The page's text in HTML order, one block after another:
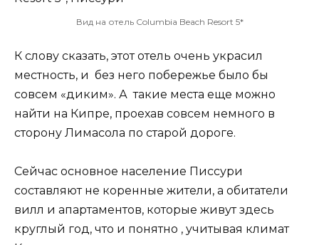
Вид на отель Columbia Beach Resort 5*
К слову сказать, этот отель очень украсил
местность, и без него побережье было бы
совсем «диким». А такие места еще можно
найти на Кипре, проехав совсем немного в
сторону Лимасола по старой дороге.
Сейчас основное население Писсури
составляют не коренные жители, а обитатели
вилл и апартаментов, которые живут здесь
круглый год, что и понятно , учитывая климат